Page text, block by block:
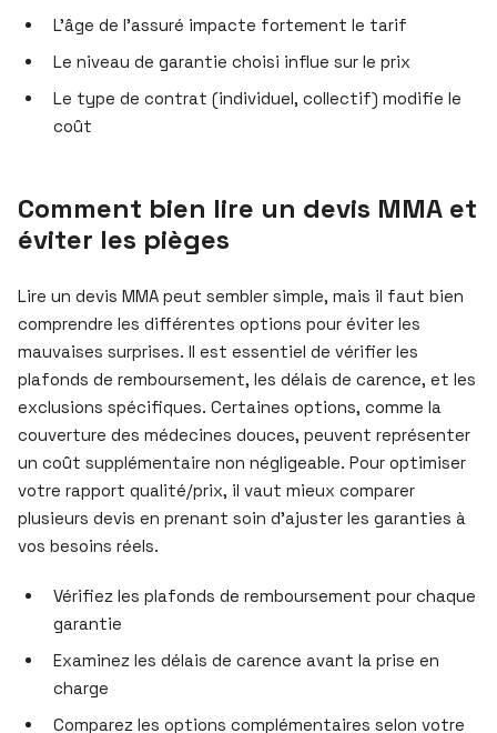
L’âge de l’assuré impacte fortement le tarif
Le niveau de garantie choisi influe sur le prix
Le type de contrat (individuel, collectif) modifie le
coût
Comment bien lire un devis MMA et
éviter les pièges
Lire un devis MMA peut sembler simple, mais il faut bien
comprendre les différentes options pour éviter les
mauvaises surprises. Il est essentiel de vérifier les
plafonds de remboursement, les délais de carence, et les
exclusions spécifiques. Certaines options, comme la
couverture des médecines douces, peuvent représenter
un coût supplémentaire non négligeable. Pour optimiser
votre rapport qualité/prix, il vaut mieux comparer
plusieurs devis en prenant soin d’ajuster les garanties à
vos besoins réels.
Vérifiez les plafonds de remboursement pour chaque
garantie
Examinez les délais de carence avant la prise en
charge
Comparez les options complémentaires selon votre